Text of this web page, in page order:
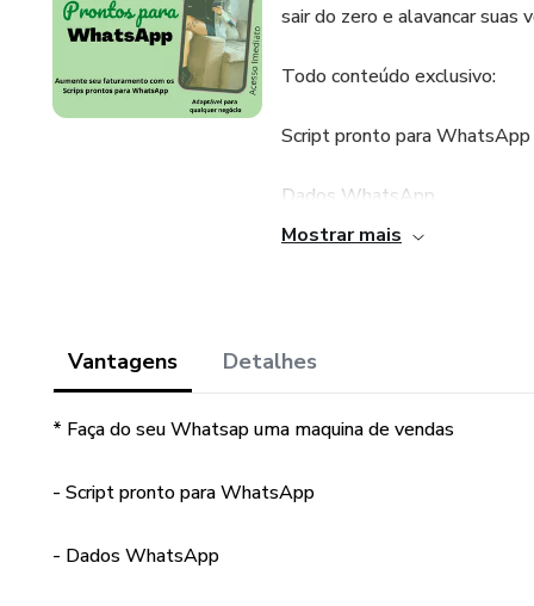
sair do zero e alavancar suas
Todo conteúdo exclusivo:
Script pronto para WhatsApp
Dados WhatsApp
WhatsApp convencional x
Estratégia de Marketing no
Gatilhos mentais
Mostrar mais
Vantagens Detalhes
* Faça do seu Whatsap uma maquina de vendas
- Script pronto para WhatsApp
- Dados WhatsApp